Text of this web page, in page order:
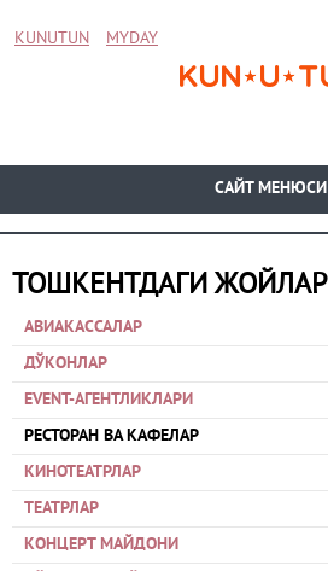
KUNUTUN MYDAY
CАЙТ МЕНЮСИ
ТОШКЕНТДАГИ ЖОЙЛАР
АВИАКАССАЛАР
ДЎКОНЛАР
EVENT-АГЕНТЛИКЛАРИ
РЕСТОРАН ВА КАФЕЛАР
КИНОТЕАТРЛАР
ТЕАТРЛАР
КОНЦЕРТ МАЙДОНИ